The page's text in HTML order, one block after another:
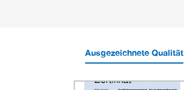
Ausgezeichnete Qualität